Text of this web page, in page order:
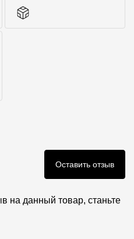
Оставить отзыв
на данный товар, станьте